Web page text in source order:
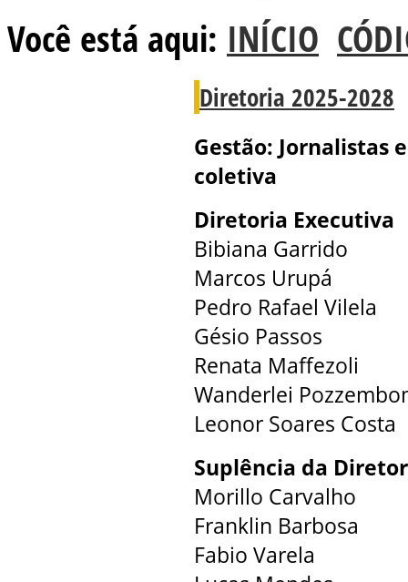
Você está aqui: INÍCIO
Diretoria 2025-2028
Gestão: Jornalistas
coletiva
Diretoria Executiva
Bibiana Garrido
Marcos Urupá
Pedro Rafael Vilela
Gésio Passos
Renata Maffezoli
Wanderlei
Leonor Soares Costa
Suplência da
Morillo Carvalho
Franklin Barbosa
Fabio Varela